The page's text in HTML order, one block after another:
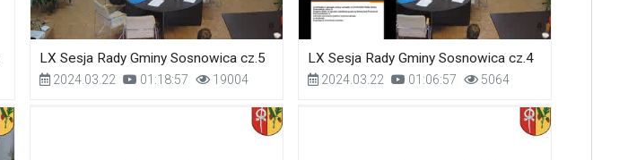
LX Sesja Rady Gminy Sosnowica cz.5
2024.03.22 01:18:57 19004
LX Sesja Rady Gminy Sosnowica cz.4
2024.03.22 01:06:57 5064